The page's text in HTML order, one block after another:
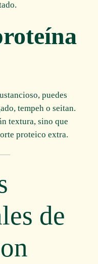
puedes
tempeh o seitan.
textura, sino que
proteico extra.
de